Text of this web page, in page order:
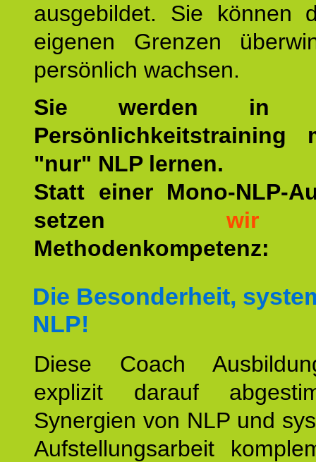
ausgebildet. Sie können
eigenen Grenzen
persönlich wachsen.
Sie werden in
Persönlichkeitstraining
"nur" NLP lernen.
Statt einer Mono-NLP-
setzen wir
Methodenkompetenz:
Die Besonderheit,
NLP!
Diese Coach
explizit darauf
Synergien von NLP und
Aufstellungsarbeit